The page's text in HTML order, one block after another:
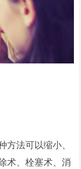
法可以缩小、
术、栓塞术、消